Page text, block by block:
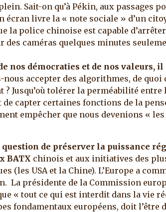
Sait-on qu’à Pékin, aux passages
écran livre la « note sociale » d’un
la police chinoise est capable
caméras quelques minutes
nos démocraties et de nos valeurs,
nous accepter des algorithmes, de quoi
Jusqu’où tolérer la perméabilité entre
capter certaines fonctions de la
empêcher que nous devenions «
de préserver la puissance
BATX chinois et aux initiatives des
(les USA et la Chine). L’Europe a
La présidente de la Commission
« tout ce qui est interdit dans la vie
fondamentaux européens, doit l’être